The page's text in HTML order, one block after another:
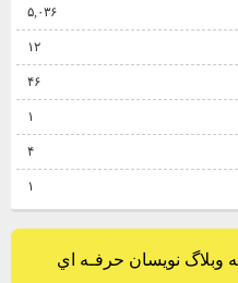
۵,۰۳۶
۱۲
۴۶
وبلاگ نويسان حرفـه اي